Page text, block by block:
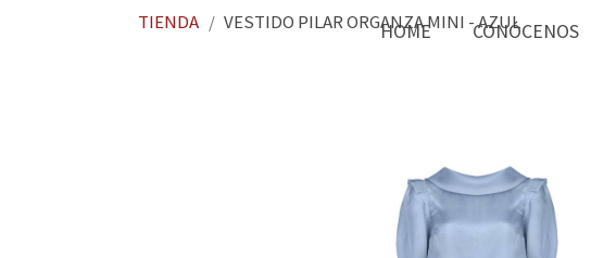
HOME CONÓCENOS
TIENDA VESTIDO PILAR ORGANZA MINI - AZUL